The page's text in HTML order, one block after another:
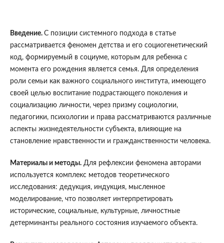
Введение. С позиции системного подхода в статье
рассматривается феномен детства и его социогенетический
код, формируемый в социуме, которым для ребенка с
момента его рождения является семья. Для определения
роли семьи как важного социального института, имеющего
своей целью воспитание подрастающего поколения и
социализацию личности, через призму социологии,
педагогики, психологии и права рассматриваются различные
аспекты жизнедеятельности субъекта, влияющие на
становление нравственности и гражданственности человека.
Материалы и методы.Для рефлексии феномена авторами
используется комплекс методов теоретического
исследования: дедукция, индукция, мысленное
моделирование, что позволяет интерпретировать
исторические, социальные, культурные, личностные
детерминанты реального состояния изучаемого объекта.